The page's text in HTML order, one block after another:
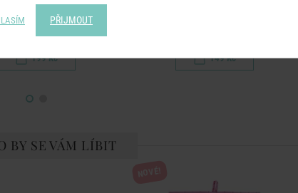
SPRING VIBES
- fialová/oranžová
199 Kč 149 Kč
BY SE VÁM LÍBIT
PŘIJMOUT